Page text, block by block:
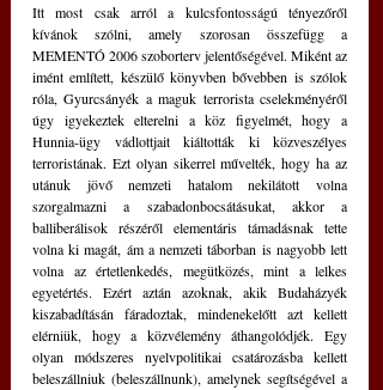
Itt most csak arról a kulcsfontosságú tényezőről
kívánok szólni, amely szorosan összefügg a
MEMENTÓ 2006 szoborterv jelentőségével. Miként az
imént említett, készülő könyvben bővebben is szólok
róla, Gyurcsányék a maguk terrorista cselekményéről
úgy igyekeztek elterelni a köz figyelmét, hogy a
Hunnia-ügy vádlottjait kiáltották ki közveszélyes
terroristának. Ezt olyan sikerrel művelték, hogy ha az
utánuk jövő nemzeti hatalom nekilátott volna
szorgalmazni a szabadonbocsátásukat, akkor a
balliberálisok részéről elementáris támadásnak tette
volna ki magát, ám a nemzeti táborban is nagyobb lett
volna az értetlenkedés, megütközés, mint a lelkes
egyetértés. Ezért aztán azoknak, akik Budaházyék
kiszabadításán fáradoztak, mindenekelőtt azt kellett
elérniük, hogy a közvélemény áthangolódjék. Egy
olyan módszeres nyelvpolitikai csatározásba kellett
beleszállniuk (beleszállnunk), amelynek segítségével a